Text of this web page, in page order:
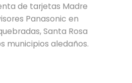
de tarjetas Madre
Panasonic en
Santa Rosa
municipios aledaños.